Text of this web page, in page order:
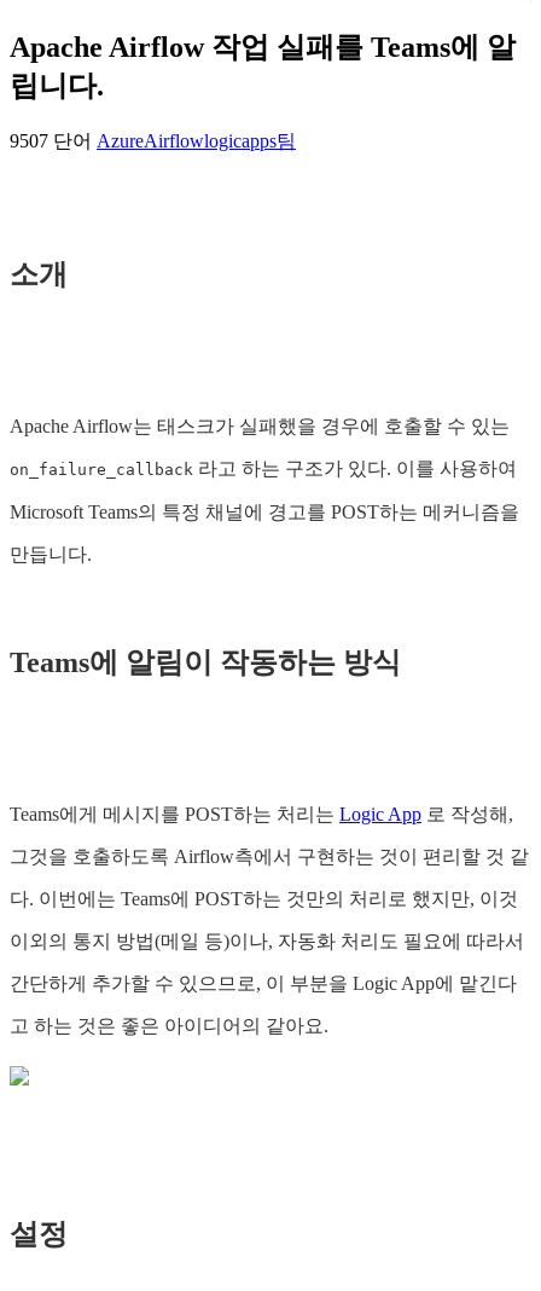
Apache Airflow 작업 실패를 Teams에 알
립니다.
9507 단어 AzureAirflowlogicapps팀
소개
Apache Airflow는 태스크가 실패했을 경우에 호출할 수 있는
on_failure_callback 라고 하는 구조가 있다. 이를 사용하여
Microsoft Teams의 특정 채널에 경고를 POST하는 메커니즘을
만듭니다.
Teams에 알림이 작동하는 방식
Teams에게 메시지를 POST하는 처리는 Logic App 로 작성해,
그것을 호출하도록 Airflow측에서 구현하는 것이 편리할 것 같
다. 이번에는 Teams에 POST하는 것만의 처리로 했지만, 이것
이외의 통지 방법(메일 등)이나, 자동화 처리도 필요에 따라서
간단하게 추가할 수 있으므로, 이 부분을 Logic App에 맡긴다
고 하는 것은 좋은 아이디어의 같아요.
설정